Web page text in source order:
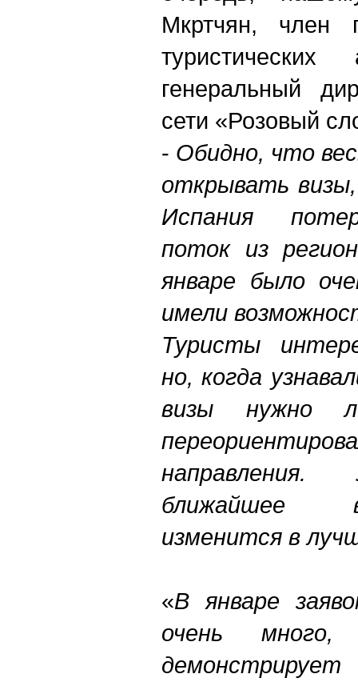
Мкртчян, член
генеральный
сети «Розовый
- Обидно, что
открывать
Испания
поток из
январе было
имели
Туристы
но, когда
визы нужно
ближайшее
изменится в
«В
январе
очень много,